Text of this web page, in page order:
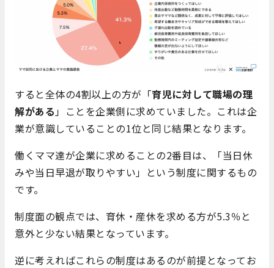
すると全体の4割以上の方が「育児に対して職場の理
解がある 」ことを企業側に求めていました。これは企
業が意識していることの1位と同じ結果となります。
働くママ達が企業に求めることの2番目は、「当日休
みや当日早退が取りやすい」という制度に関するもの
です。
制度面の観点では、育休・産休を求める方が5.3％と
意外と少ない結果となっています。
逆に考えればこれらの制度はあるのが前提となってお